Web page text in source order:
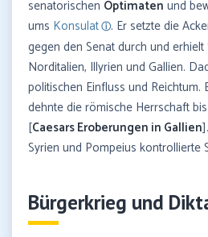
senatorischen Optimaten und
ums Konsulat
. Er setzte die
gegen den Senat durch und
Norditalien, Illyrien und Gallien.
politischen Einfluss und Reichtum.
dehnte die römische Herrschaft
[Caesars Eroberungen in Gallien
Syrien und Pompeius kontrollierte
Bürgerkrieg und